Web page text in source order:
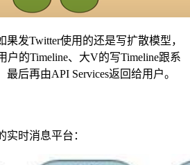
发Twitter使用的还是写扩散模型，
户的Timeline、大V的写Timeline跟系
后再由API Services返回给用户。
实时消息平台：